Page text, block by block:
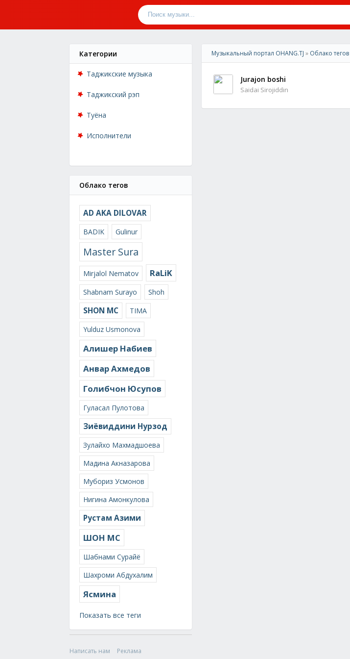
Категории
Таджикские музыка
Таджикский рэп
Туёна
Исполнители
Облако тегов
AD AKA DILOVAR
BADIK Gulinur
Master Sura
Mirjalol Nematov RaLiK
Shabnam Surayo Shoh
SHON MC
TIMA
Yulduz Usmonova
Алишер Набиев
Анвар Ахмедов
Голибчон Юсупов
Гуласал Пулотова
Зиёвиддини Нурзод
Зулайхо Махмадшоева
Мадина Акназарова
Мубориз Усмонов
Нигина Амонкулова
Рустам Азими
ШОН МС
Шабнами Сурайё
Шахроми Абдухалим
Ясмина
Показать все теги
Написать нам
Реклама
Музыкальный портал OHANG.TJ » Облако тегов
Jurajon boshi
Saidai Sirojiddin